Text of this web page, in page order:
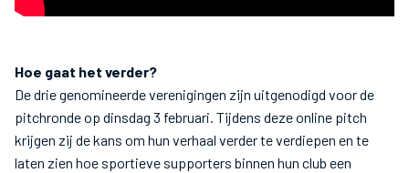
Hoe gaat het verder?
De drie genomineerde verenigingen zijn uitgenodigd voor de
pitchronde op dinsdag 3 februari. Tijdens deze online pitch
krijgen zij de kans om hun verhaal verder te verdiepen en te
laten zien hoe sportieve supporters binnen hun club een